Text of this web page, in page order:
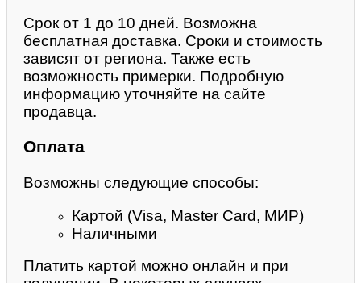
Срок от 1 до 10 дней. Возможна
бесплатная доставка. Сроки и стоимость
зависят от региона. Также есть
возможность примерки. Подробную
информацию уточняйте на сайте
продавца.
Оплата
Возможны следующие способы:
Картой (Visa, Master Card, МИР)
Наличными
Платить картой можно онлайн и при